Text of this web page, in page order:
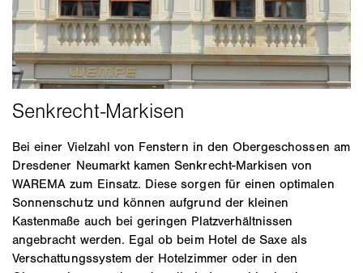
Bei einer Vielzahl von Fenstern in den Obergeschossen am
Dresdener Neumarkt kamen Senkrecht-Markisen von
WAREMA zum Einsatz. Diese sorgen für einen optimalen
Sonnenschutz und können aufgrund der kleinen
Kastenmaße auch bei geringen Platzverhältnissen
angebracht werden. Egal ob beim Hotel de Saxe als
Verschattungssystem der Hotelzimmer oder in den